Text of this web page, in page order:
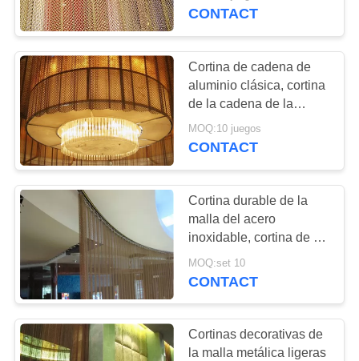
CONTROL
DE
CALIDAD
ÉNTRENOS
EN
CONTACTO
CON
NOTICIAS
PIDA
UNA
requisitos particulares
CONTACT
Cortina de cadena de
aluminio clásica, cortina
de la cadena de la
pantalla de la mosca
para la decoración
MOQ:10 juegos
CONTACT
Cortina durable de la
malla del acero
inoxidable, cortina de la
bobina de la cascada
para la sala de reunión
MOQ:set 10
CONTACT
Cortinas decorativas de
la malla metálica ligeras